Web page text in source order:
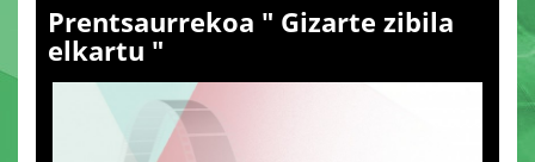
Prentsaurrekoa " Gizarte zibila
elkartu "